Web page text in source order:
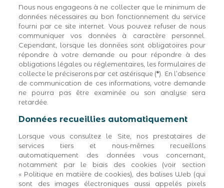
Nous nous engageons à ne collecter que le minimum de
données nécessaires au bon fonctionnement du service
fourni par ce site internet. Vous pouvez refuser de nous
communiquer vos données à caractère personnel.
Cependant, lorsque les données sont obligatoires pour
répondre à votre demande ou pour répondre à des
obligations légales ou réglementaires, les formulaires de
collecte le préciserons par cet astérisque (*). En l’absence
de communication de ces informations, votre demande
ne pourra pas être examinée ou son analyse sera
retardée.
Données recueillies automatiquement
Lorsque vous consultez le Site, nos prestataires de
services tiers et nous-mêmes recueillons
automatiquement des données vous concernant,
notamment par le biais des cookies (voir section
« Politique en matière de cookies), des balises Web (qui
sont des images électroniques aussi appelés pixels